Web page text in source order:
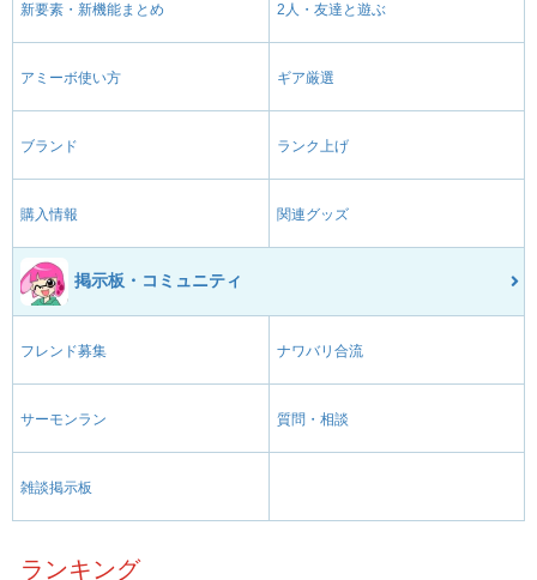
新要素・新機能まとめ 2人・友達と遊ぶ
アミーボ使い方 ギア厳選
ブランド ランク上げ
購入情報 関連グッズ
掲示板・コミュニティ
フレンド募集 ナワバリ合流
サーモンラン 質問・相談
雑談掲示板
ランキング